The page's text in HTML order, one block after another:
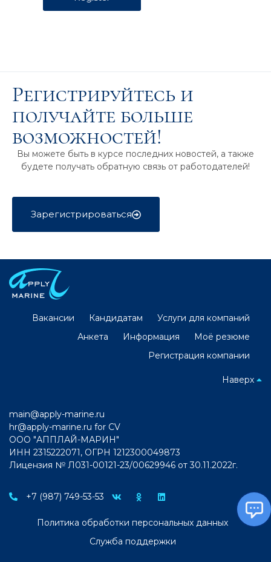
Регистрируйтесь и
получайте больше
возможностей!
Вы можете быть в курсе последних новостей, а также
будете получать обратную связь от работодателей!
Зарегистрироваться
Вакансии Кандидатам
Услуги для компаний
Анкета
Информация
Моё резюме
Регистрация компании
Наверх
main@apply-marine.ru
hr@apply-marine.ru for CV
ООО "АППЛАЙ-МАРИН"
ИНН 2315222071, ОГРН 1212300049873
Лицензия № Л031-00121-23/00629946 от 30.11.2022г.
+7 (987) 749-53-53
Политика обработки персональных данных
Служба поддержки